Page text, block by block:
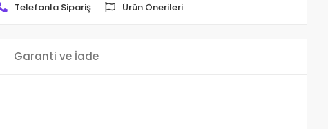
Telefonla Sipariş Ürün Önerileri
Garanti ve İade